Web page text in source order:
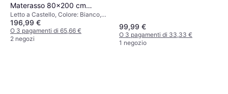
Materasso 80x200 cm
Acciaio Bianco Letto a
Castello
Letto a Castello, Colore: Bianco,
Materiale: Acciaio
196,99 €
O 3 pagamenti di 65,66 €
2 negozi
99,99 €
O 3 pagamenti di 33,33 €
1 negozio